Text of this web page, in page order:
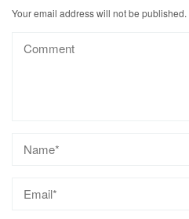
Your email address will not be published.